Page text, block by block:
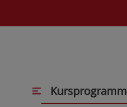
Kursprogramm